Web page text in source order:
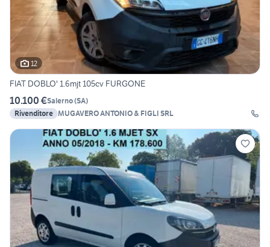
12
FIAT DOBLO' 1.6mjt 105cv FURGONE
10.100 €Salerno(SA)
Rivenditore MUGAVERO ANTONIO & FIGLI SRL